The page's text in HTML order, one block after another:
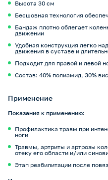
Высота 30 см
Бесшовная технология
Бандаж плотно облегает
движении
Удобная конструкция легко
движения в суставе и
Подходит для правой и левой
Состав: 40% полиамид, 30%
Применение
Показания к применению:
Профилактика травм при
ноги
Травмы, артриты и артрозы
отеку его области и/или
Этап реабилитации после